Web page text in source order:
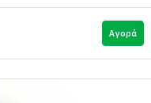
Αγορά